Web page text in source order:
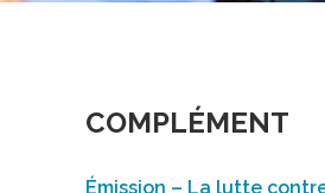
COMPLÉMENT
Émission – La lutte